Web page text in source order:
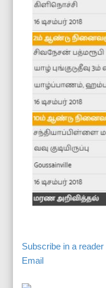
Subscribe in a reader
Email